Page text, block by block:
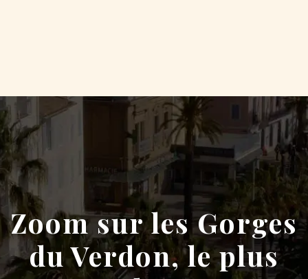
Zoom sur les Gorges
du Verdon, le plus